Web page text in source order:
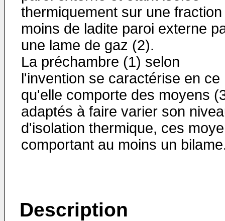
thermiquement sur une
moins de ladite paroi externe
une lame de gaz (2).
La préchambre (1) selon
l'invention se caractérise en ce
qu'elle comporte des moyens
adaptés à faire varier son
d'isolation thermique, ces
comportant au moins un
Description